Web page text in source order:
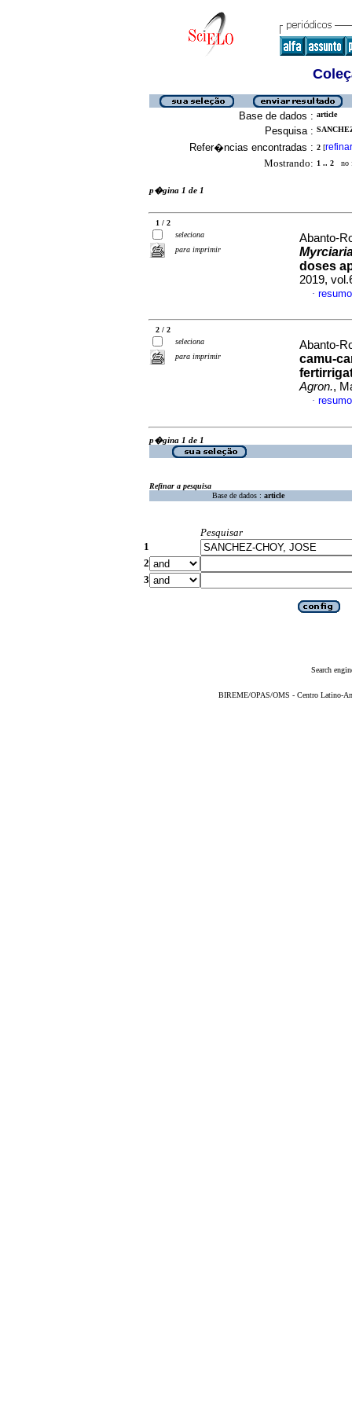
Base de dados : article
Pesquisa :
Refer�ncias encontradas : 2 [refinar
Mostrando: 1 .. 2 no
p�gina 1 de 1
1 / 2
seleciona
para imprimir
Abanto-
doses
2019,
·
2 / 2
seleciona
para imprimir
Abanto-
camu-
Agron.,
·
p�gina 1 de 1
Refinar a pesquisa
Base de dados : article
Pesquisar
1
2
3
Search
BIREME/OPAS/OMS - Centro Latino-